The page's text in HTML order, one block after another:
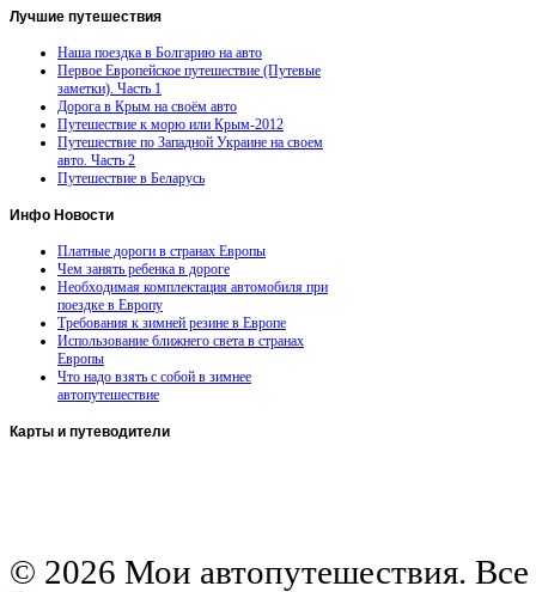
Лучшие путешествия
Наша поездка в Болгарию на авто
Первое Европейское путешествие (Путевые
заметки). Часть 1
Дорога в Крым на своём авто
Путешествие к морю или Крым-2012
Путешествие по Западной Украине на своем
авто. Часть 2
Путешествие в Беларусь
Инфо Новости
Платные дороги в странах Европы
Чем занять ребенка в дороге
Необходимая комплектация автомобиля при
поездке в Европу
Требования к зимней резине в Европе
Использование ближнего света в странах
Европы
Что надо взять с собой в зимнее
автопутешествие
Карты и путеводители
© 2026 Мои автопутешествия.